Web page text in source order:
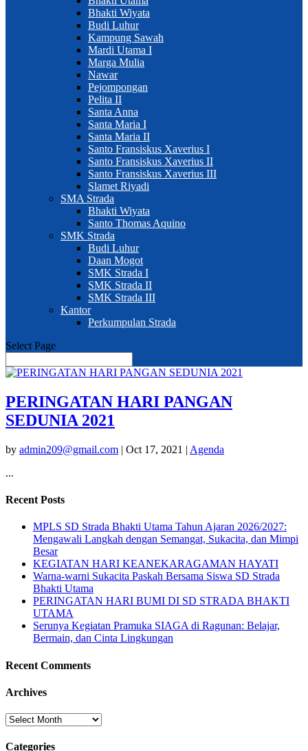
Bhakti Wiyata
Budi Luhur
Kampung Sawah
Mardi Utama I
Marga Mulia
Nawar
Pejompongan
Pelita II
Santa Anna
Santa Maria I
Santa Maria II
Santo Fransiskus Xaverius I
Santo Fransiskus Xaverius II
Santo Fransiskus Xaverius III
Slamet Riyadi
SMA Strada
Bhakti Wiyata
Santo Thomas Aquino
SMK Strada
Budi Luhur
Daan Mogot
SMK Strada I
SMK Strada II
SMK Strada III
Kantor
Perkumpulan Strada
Select Page
PERINGATAN HARI PANGAN
SEDUNIA 2021
by admin209@gmail.com | Oct 17, 2021 | Agenda
...
Recent Posts
MPLS SD Strada Bhakti Utama Tahun Ajaran 2026/2027:
Mengawali Langkah dengan Semangat, Sukacita, dan Mimpi
Besar
KEGIATAN HARI KEANEKARAGAMAN HAYATI
Warna-warni Sukacita Paskah Bersama Siswa SD Strada
Bhakti Utama
PERINGATAN HARI BUMI DI SD STRADA BHAKTI
UTAMA
Serunya Kegiatan Pramuka SIAGA di Ragunan: Belajar,
Bermain, dan Cinta Lingkungan
Recent Comments
Archives
Archives
Categories